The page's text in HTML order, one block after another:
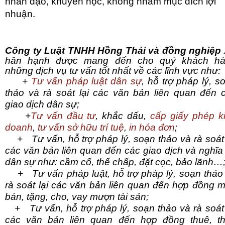
nhuận.
Công ty Luật TNHH Hồng Thái và đồng nghiệp
hân hạnh được mang đến cho quý khách
những dịch vụ tư vấn tốt nhất về các lĩnh vực như:
+ Tư vấn pháp luật dân sự, hỗ trợ pháp lý,
thảo và rà soát lại các văn bản liên quan đến
giao dịch dân sự;
+Tư vấn đầu tư, khắc dấu,cấp giấy phép
doanh, tư vấn sở hữu trí tuệ, in hóa đơn;
+ Tư vấn, hỗ trợ pháp lý, soạn thảo và rà
các văn bản liên quan đến các giao dịch và
dân sự như: cầm cố, thế chấp, đặt cọc, bảo lãnh…;
+ Tư vấn pháp luật, hỗ trợ pháp lý, soạn thảo
rà soát lại các văn bản liên quan đến hợp đồng
bán, tặng, cho, vay mượn tài sản;
+ Tư vấn, hỗ trợ pháp lý, soạn thảo và rà
các văn bản liên quan đến hợp đồng thuê,